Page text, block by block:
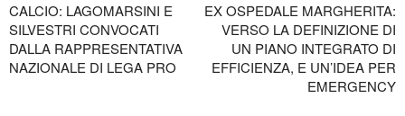
CALCIO: LAGOMARSINI E
SILVESTRI CONVOCATI
DALLA RAPPRESENTATIVA
NAZIONALE DI LEGA PRO
EX OSPEDALE MARGHERITA:
VERSO LA DEFINIZIONE DI
UN PIANO INTEGRATO DI
EFFICIENZA, E UN’IDEA PER
EMERGENCY